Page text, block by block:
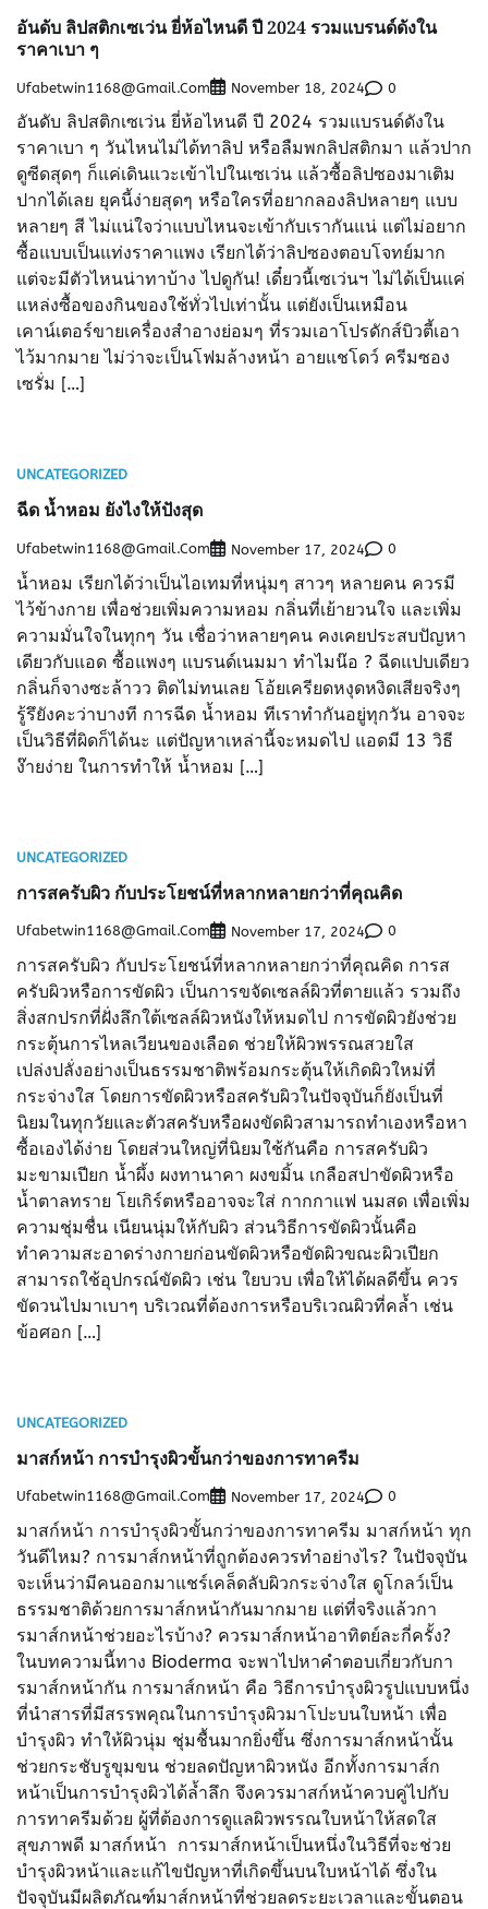
อันดับ ลิปสติกเซเว่น ยี่ห้อไหนดี ปี 2024 รวมแบรนด์ดังใน
ราคาเบา ๆ
Ufabetwin1168@gmail.com November 18, 2024 0
อันดับ ลิปสติกเซเว่น ยี่ห้อไหนดี ปี 2024 รวมแบรนด์ดังใน
ราคาเบา ๆ วันไหนไม่ได้ทาลิป หรือลืมพกลิปสติกมา แล้วปาก
ดูซีดสุดๆ ก็แค่เดินแวะเข้าไปในเซเว่น แล้วซื้อลิปซองมาเติม
ปากได้เลย ยุคนี้ง่ายสุดๆ หรือใครที่อยากลองลิปหลายๆ แบบ
หลายๆ สี ไม่แน่ใจว่าแบบไหนจะเข้ากับเรากันแน่ แต่ไม่อยาก
ซื้อแบบเป็นแท่งราคาแพง เรียกได้ว่าลิปซองตอบโจทย์มาก
แต่จะมีตัวไหนน่าทาบ้าง ไปดูกัน! เดี๋ยวนี้เซเว่นฯ ไม่ได้เป็นแค่
แหล่งซื้อของกินของใช้ทั่วไปเท่านั้น แต่ยังเป็นเหมือน
เคาน์เตอร์ขายเครื่องสำอางย่อมๆ ที่รวมเอาโปรดักส์บิวตี้เอา
ไว้มากมาย ไม่ว่าจะเป็นโฟมล้างหน้า อายแชโดว์ ครีมซอง
เซรั่ม […]
UNCATEGORIZED
ฉีด น้ำหอม ยังไงให้ปังสุด
Ufabetwin1168@gmail.com November 17, 2024 0
น้ำหอม เรียกได้ว่าเป็นไอเทมที่หนุ่มๆ สาวๆ หลายคน ควรมี
ไว้ข้างกาย เพื่อช่วยเพิ่มความหอม กลิ่นที่เย้ายวนใจ และเพิ่ม
ความมั่นใจในทุกๆ วัน เชื่อว่าหลายๆคน คงเคยประสบปัญหา
เดียวกับแอด ซื้อแพงๆ แบรนด์เนมมา ทำไมน๊อ ? ฉีดแปบเดียว
กลิ่นก็จางซะล้าวว ติดไม่ทนเลย โอ้ยเครียดหงุดหงิดเสียจริงๆ
รู้รึยังคะว่าบางที การฉีด น้ำหอม ทีเราทำกันอยู่ทุกวัน อาจจะ
เป็นวิธีที่ผิดก็ได้นะ แต่ปัญหาเหล่านี้จะหมดไป แอดมี 13 วิธี
ง๊ายง่าย ในการทำให้ น้ำหอม […]
UNCATEGORIZED
การสครับผิว กับประโยชน์ที่หลากหลายกว่าที่คุณคิด
Ufabetwin1168@gmail.com November 17, 2024 0
การสครับผิว กับประโยชน์ที่หลากหลายกว่าที่คุณคิด การส
ครับผิวหรือการขัดผิว เป็นการขจัดเซลล์ผิวที่ตายแล้ว รวมถึง
สิ่งสกปรกที่ฝั่งลึกใต้เซลล์ผิวหนังให้หมดไป การขัดผิวยังช่วย
กระตุ้นการไหลเวียนของเลือด ช่วยให้ผิวพรรณสวยใส
เปล่งปลั่งอย่างเป็นธรรมชาติพร้อมกระตุ้นให้เกิดผิวใหม่ที่
กระจ่างใส โดยการขัดผิวหรือสครับผิวในปัจจุบันก็ยังเป็นที่
นิยมในทุกวัยและตัวสครับหรือผงขัดผิวสามารถทำเองหรือหา
ซื้อเองได้ง่าย โดยส่วนใหญ่ที่นิยมใช้กันคือ การสครับผิว
มะขามเปียก น้ำผึ้ง ผงทานาคา ผงขมิ้น เกลือสปาขัดผิวหรือ
น้ำตาลทราย โยเกิร์ตหรืออาจจะใส่ กากกาแฟ นมสด เพื่อเพิ่ม
ความชุ่มชื่น เนียนนุ่มให้กับผิว ส่วนวิธีการขัดผิวนั้นคือ
ทำความสะอาดร่างกายก่อนขัดผิวหรือขัดผิวขณะผิวเปียก
สามารถใช้อุปกรณ์ขัดผิว เช่น ใยบวบ เพื่อให้ได้ผลดีขึ้น ควร
ขัดวนไปมาเบาๆ บริเวณที่ต้องการหรือบริเวณผิวที่คล้ำ เช่น
ข้อศอก […]
UNCATEGORIZED
มาสก์หน้า การบำรุงผิวขั้นกว่าของการทาครีม
Ufabetwin1168@gmail.com November 17, 2024 0
มาสก์หน้า การบำรุงผิวขั้นกว่าของการทาครีม มาสก์หน้า ทุก
วันดีไหม? การมาส์กหน้าที่ถูกต้องควรทำอย่างไร? ในปัจจุบัน
จะเห็นว่ามีคนออกมาแชร์เคล็ดลับผิวกระจ่างใส ดูโกลว์เป็น
ธรรมชาติด้วยการมาส์กหน้ากันมากมาย แต่ที่จริงแล้วกา
รมาส์กหน้าช่วยอะไรบ้าง? ควรมาส์กหน้าอาทิตย์ละกี่ครั้ง?
ในบทความนี้ทาง Bioderma จะพาไปหาคำตอบเกี่ยวกับกา
รมาส์กหน้ากัน การมาส์กหน้า คือ วิธีการบำรุงผิวรูปแบบหนึ่ง
ที่นำสารที่มีสรรพคุณในการบำรุงผิวมาโปะบนใบหน้า เพื่อ
บำรุงผิว ทำให้ผิวนุ่ม ชุ่มชื้นมากยิ่งขึ้น ซึ่งการมาส์กหน้านั้น
ช่วยกระชับรูขุมขน ช่วยลดปัญหาผิวหนัง อีกทั้งการมาส์ก
หน้าเป็นการบำรุงผิวได้ล้ำลึก จึงควรมาสก์หน้าควบคู่ไปกับ
การทาครีมด้วย ผู้ที่ต้องการดูแลผิวพรรณใบหน้าให้สดใส
สุขภาพดี มาสก์หน้า การมาส์กหน้าเป็นหนึ่งในวิธีที่จะช่วย
บำรุงผิวหน้าและแก้ไขปัญหาที่เกิดขึ้นบนใบหน้าได้ ซึ่งใน
ปัจจุบันมีผลิตภัณฑ์มาส์กหน้าที่ช่วยลดระยะเวลาและขั้นตอน